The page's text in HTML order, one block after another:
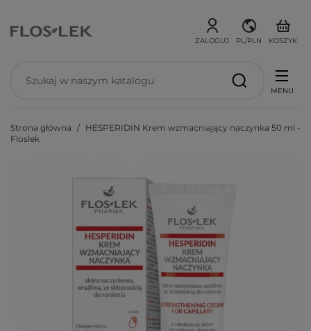
ZALOGUJ PL/PLN KOSZYK
MENU
Strona główna
HESPERIDIN Krem wzmacniający naczynka 50 ml -
Floslek